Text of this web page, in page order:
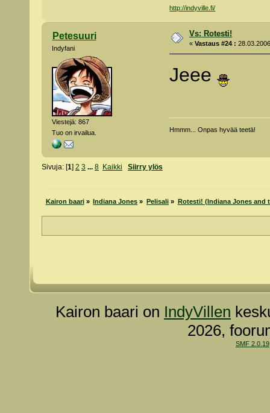
http://indyville.fi/
Petesuuri
Indyfani
Viestejä: 867
Tuo on irvailua.
Vs: Rotesti!
«Vastaus #24 :
Jeee
Hmmm... Onpas hyvää teetä!
Sivuja: [1] 2 3 ... 8 Kaikki Siirry ylös
Kairon baari» Indiana Jones » Pelisali» Rotesti! (Indiana Jones and
Kairon baari on IndyVillen
2026,
SMF 2.0.19